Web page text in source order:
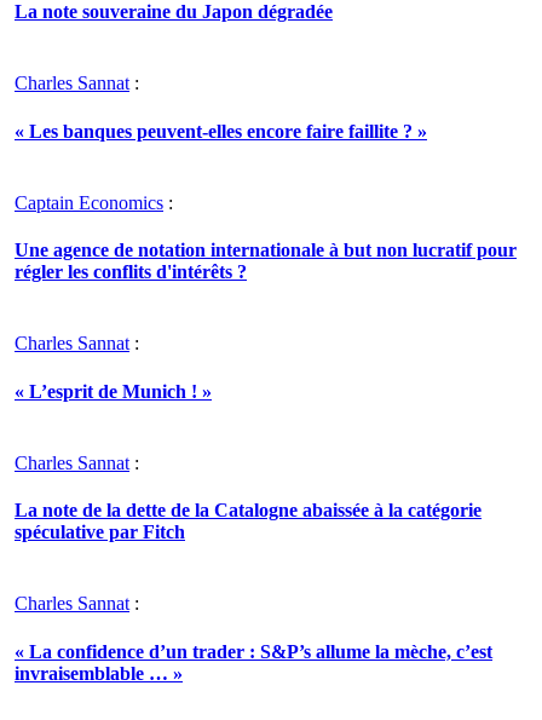
La note souveraine du Japon dégradée
Charles Sannat :
« Les banques peuvent-elles encore faire faillite ? »
Captain Economics :
Une agence de notation internationale à but non lucratif pour
régler les conflits d'intérêts ?
Charles Sannat:
« L’esprit de Munich ! »
Charles Sannat :
La note de la dette de la Catalogne abaissée à la catégorie
spéculative par Fitch
Charles Sannat:
« La confidence d’un trader : S&P’s allume la mèche, c’est
invraisemblable … »